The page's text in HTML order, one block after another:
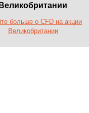
больше о CFD на акции
Великобритании